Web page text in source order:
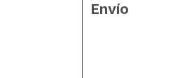
Envío